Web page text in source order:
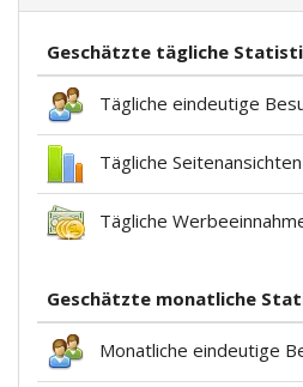
Geschätzte tägliche
Tägliche eindeutige
Tägliche Seitenansichten
Tägliche
Geschätzte monatliche
Monatliche eindeutige